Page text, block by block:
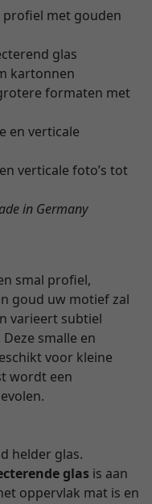
met gouden
glas
kartonnen
formaten met
en verticale
verticale foto’s tot
in Germany
smal profiel,
goud uw motief zal
varieert subtiel
smalle en
voor kleine
wordt een
helder glas.
glas is aan
oppervlak mat is en